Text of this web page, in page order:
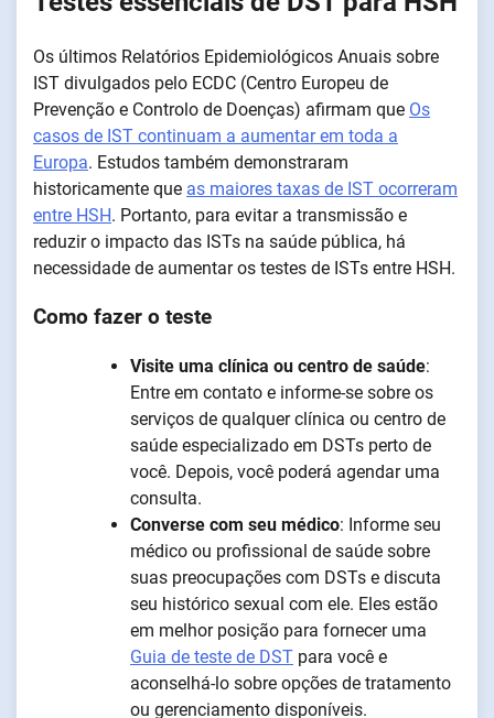
Os últimos Relatórios Epidemiológicos Anuais sobre
IST divulgados pelo ECDC (Centro Europeu de
Prevenção e Controlo de Doenças) afirmam que Os
casos de IST continuam a aumentar em toda a
Europa. Estudos também demonstraram
historicamente que as maiores taxas de IST ocorreram
entre HSH. Portanto, para evitar a transmissão e
reduzir o impacto das ISTs na saúde pública, há
necessidade de aumentar os testes de ISTs entre HSH.
Como fazer o teste
Visite uma clínica ou centro de saúde:
Entre em contato e informe-se sobre os
serviços de qualquer clínica ou centro de
saúde especializado em DSTs perto de
você. Depois, você poderá agendar uma
consulta.
Converse com seu médico: Informe seu
médico ou profissional de saúde sobre
suas preocupações com DSTs e discuta
seu histórico sexual com ele. Eles estão
em melhor posição para fornecer uma
Guia de teste de DST para você e
aconselhá-lo sobre opções de tratamento
ou gerenciamento disponíveis.